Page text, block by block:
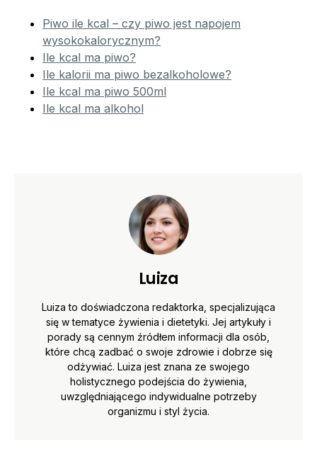
Piwo ile kcal – czy piwo jest napojem
wysokokalorycznym?
Ile kcal ma piwo?
Ile kalorii ma piwo bezalkoholowe?
Ile kcal ma piwo 500ml
Ile kcal ma alkohol
Luiza
Luiza to doświadczona redaktorka, specjalizująca
się w tematyce żywienia i dietetyki. Jej artykuły i
porady są cennym źródłem informacji dla osób,
które chcą zadbać o swoje zdrowie i dobrze się
odżywiać. Luiza jest znana ze swojego
holistycznego podejścia do żywienia,
uwzględniającego indywidualne potrzeby
organizmu i styl życia.